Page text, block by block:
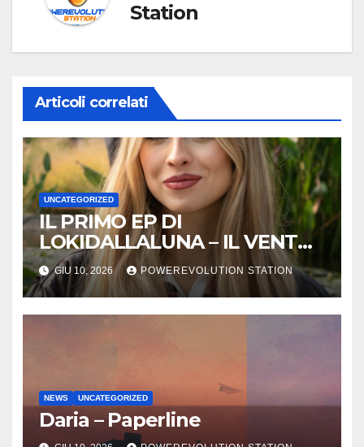
Station
Articoli correlati
UNCATEGORIZED
IL PRIMO EP DI
LOKIDALLALUNA – IL VENTO
SCAPPA SE T’INNAMORI
GIU 10, 2026 POWEREVOLUTION STATION
NEWS UNCATEGORIZED
Daria – Paperline